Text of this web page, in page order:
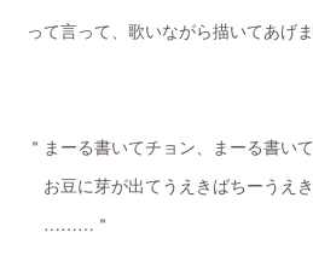
って言って、歌いながら描いてあげ
＂まーる書いてチョン、まーる書い
お豆に芽が出てうえきばちーうえ
………＂